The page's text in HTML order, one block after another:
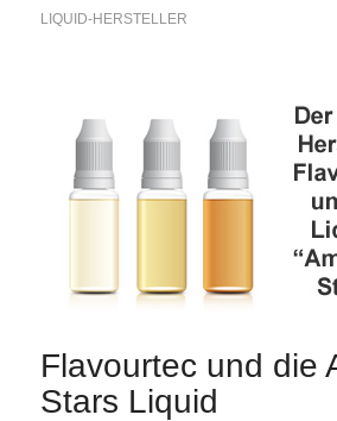
LIQUID-HERSTELLER
Flavourtec und die
Stars Liquid